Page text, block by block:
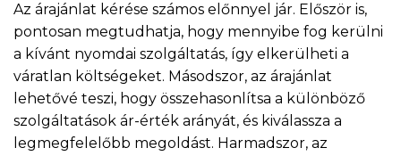
Az árajánlat kérése számos előnnyel jár. Először is,
pontosan megtudhatja, hogy mennyibe fog kerülni
a kívánt nyomdai szolgáltatás, így elkerülheti a
váratlan költségeket. Másodszor, az árajánlat
lehetővé teszi, hogy összehasonlítsa a különböző
szolgáltatások ár-érték arányát, és kiválassza a
legmegfelelőbb megoldást. Harmadszor, az